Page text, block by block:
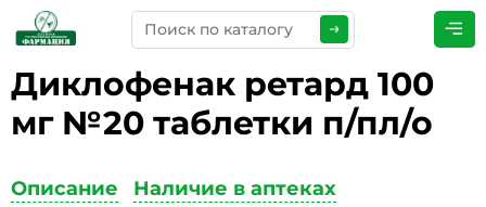
Диклофенак ретард 100
мг №20 таблетки п/пл/о
Описание
Наличие в аптеках
ПРЕДСТАВЬТЕСЬ*
ТЕЛЕФОН*